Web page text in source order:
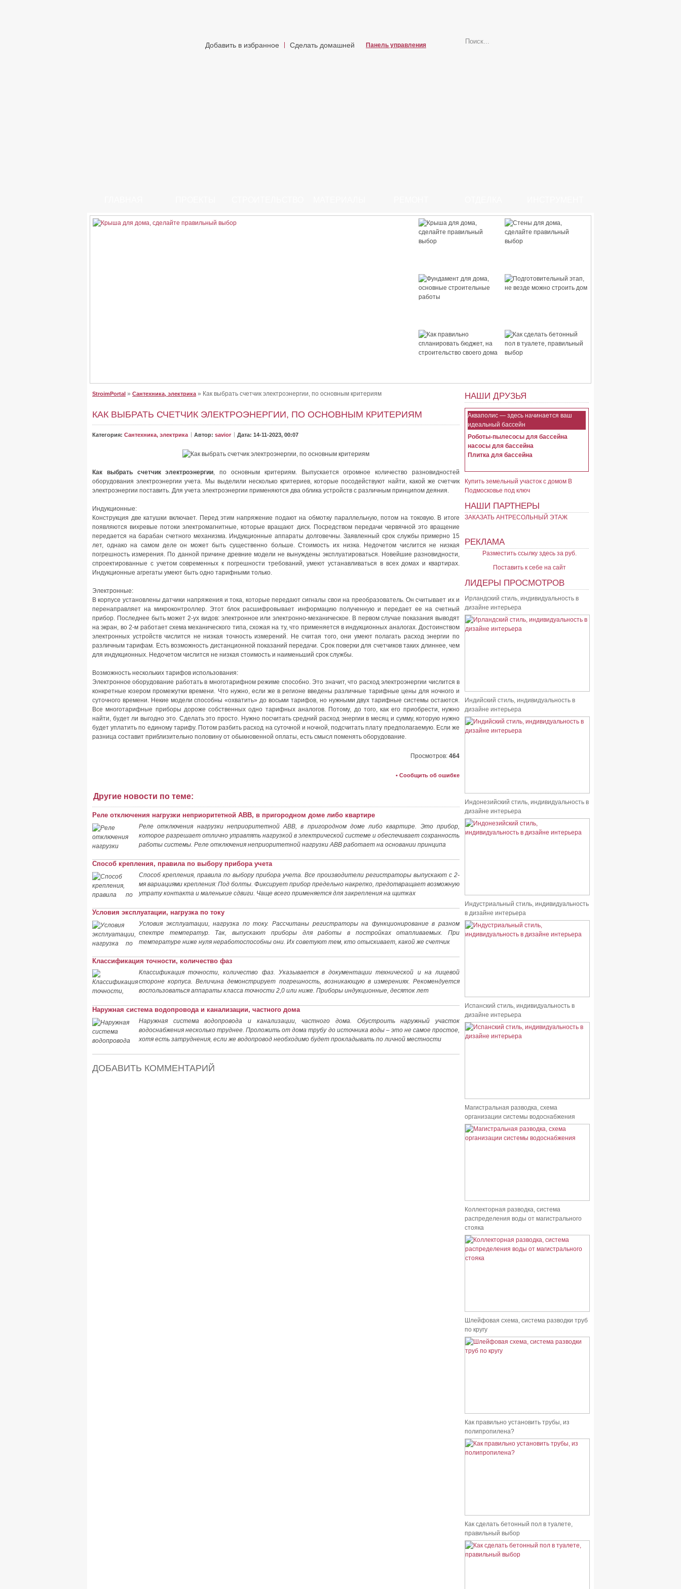
Добавить в избранное Сделать домашней Панель управления
строительство своего
выбор
StroimPortal » Сантехника, электрика» Как выбрать счетчик электроэнергии, по основным критериям
КАК ВЫБРАТЬ СЧЕТЧИК ЭЛЕКТРОЭНЕРГИИ, ПО ОСНОВНЫМ КРИТЕРИЯМ
Категория: Сантехника, электрика Автор: savior Дата: 14-11-2023, 00:07
Как выбрать счетчик электроэнергии, по основным критериям. Выпускается огромное количество разновидностей
оборудования электроэнергии учета. Мы выделили несколько критериев, которые посодействуют найти, какой же счетчик
электроэнергии поставить. Для учета электроэнергии применяются два облика устройств с различным принципом деяния.
Индукционные:
Конструкция две катушки включает. Перед этим напряжение подают на обмотку параллельную, потом на токовую. В итоге
появляются вихревые потоки электромагнитные, которые вращают диск. Посредством передачи червячной это вращение
передается на барабан счетного механизма. Индукционные аппараты долговечны. Заявленный срок службы примерно 15
лет, однако на самом деле он может быть существенно больше. Стоимость их низка. Недочетом числится не низкая
погрешность измерения. По данной причине древние модели не вынуждены эксплуатироваться. Новейшие разновидности,
спроектированные с учетом современных к погрешности требований, умеют устанавливаться в всех домах и квартирах.
Индукционные агрегаты умеют быть одно тарифными только.
Электронные:
В корпусе установлены датчики напряжения и тока, которые передают сигналы свои на преобразователь. Он считывает их и
перенаправляет на микроконтроллер. Этот блок расшифровывает информацию полученную и передает ее на счетный
прибор. Последнее быть может 2-ух видов: электронное или электронно-механическое. В первом случае показания выводят
на экран, во 2-м работает схема механического типа, схожая на ту, что применяется в индукционных аналогах. Достоинством
электронных устройств числится не низкая точность измерений. Не считая того, они умеют полагать расход энергии по
различным тарифам. Есть возможность дистанционной показаний передачи. Срок поверки для счетчиков таких длиннее, чем
для индукционных. Недочетом числится не низкая стоимость и наименьший срок службы.
Возможность нескольких тарифов использования:
Электронное оборудование работать в многотарифном режиме способно. Это значит, что расход электроэнергии числится в
конкретные юзером промежутки времени. Что нужно, если же в регионе введены различные тарифные цены для ночного и
суточного времени. Некие модели способны «охватить» до восьми тарифов, но нужными двух тарифные системы остаются.
Все многотарифные приборы дороже собственных одно тарифных аналогов. Потому, до того, как его приобрести, нужно
найти, будет ли выгодно это. Сделать это просто. Нужно посчитать средний расход энергии в месяц и сумму, которую нужно
будет уплатить по единому тарифу. Потом разбить расход на суточной и ночной, подсчитать плату предполагаемую. Если же
разница составит приблизительно половину от обыкновенной оплаты, есть смысл поменять оборудование.
Просмотров: 464
• Сообщить об ошибке
Другие новости по теме:
Реле отключения нагрузки неприоритетной ABB, в пригородном доме либо квартире
Реле отключения нагрузки неприоритетной ABB, в пригородном доме либо квартире. Это прибор,
которое разрешает отлично управлять нагрузкой в электрической системе и обеспечивает сохранность
работы системы. Реле отключения неприоритетной нагрузки ABB работает на основании принципа
Способ крепления, правила по выбору прибора учета
Способ крепления, правила по выбору прибора учета. Все производители регистраторы выпускают с 2-
мя вариациями крепления: Под болты. Фиксирует прибор предельно накрепко, предотвращает возможную
утрату контакта и маленькие сдвиги. Чаще всего применяется для закрепления на щитках
Условия эксплуатации, нагрузка по току
Условия эксплуатации, нагрузка по току. Рассчитаны регистраторы на функционирование в разном
спектре температур. Так, выпускают приборы для работы в постройках отапливаемых. При
температуре ниже нуля неработоспособны они. Их советуют тем, кто отыскивает, какой же счетчик
Классификация точности, количество фаз
Классификация точности, количество фаз. Указывается в документации технической и на лицевой
стороне корпуса. Величина демонстрирует погрешность, возникающую в измерениях. Рекомендуется
воспользоваться аппараты класса точности 2,0 или ниже. Приборы индукционные, десяток лет
Наружная система водопровода и канализации, частного дома
Наружная система водопровода и канализации, частного дома. Обустроить наружный участок
водоснабжения несколько труднее. Проложить от дома трубу до источника воды – это не самое простое,
хотя есть затруднения, если же водопровод необходимо будет прокладывать по личной местности
ДОБАВИТЬ КОММЕНТАРИЙ
НАШИ ДРУЗЬЯ
Акваполис — здесь начинается ваш
идеальный бассейн
Роботы-пылесосы для бассейна
насосы для бассейна
Плитка для бассейна
Купить земельный участок с домом В
Подмосковье под ключ
НАШИ ПАРТНЕРЫ
ЗАКАЗАТЬ АНТРЕСОЛЬНЫЙ ЭТАЖ
РЕКЛАМА
Разместить ссылку здесь за руб.
Поставить к себе на сайт
ЛИДЕРЫ ПРОСМОТРОВ
Ирландский стиль, индивидуальность в
дизайне интерьера
Индийский стиль, индивидуальность в
дизайне интерьера
Индонезийский стиль, индивидуальность в
дизайне интерьера
Индустриальный стиль, индивидуальность
в дизайне интерьера
Испанский стиль, индивидуальность в
дизайне интерьера
Магистральная разводка, схема
организации системы водоснабжения
Коллекторная разводка, система
распределения воды от магистрального
стояка
Шлейфовая схема, система разводки труб
по кругу
Как правильно установить трубы, из
полипропилена?
Как сделать бетонный пол в туалете,
правильный выбор